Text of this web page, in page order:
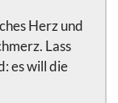
Herz und
Lass
es will die